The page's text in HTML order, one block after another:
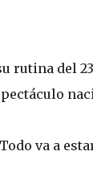
rutina del
va a